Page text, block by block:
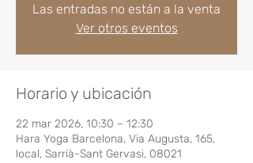
Las entradas no están a la venta
Ver otros eventos
Horario y ubicación
22 mar 2026, 10:30 – 12:30
Hara Yoga Barcelona, Via Augusta, 165,
local, Sarrià-Sant Gervasi, 08021